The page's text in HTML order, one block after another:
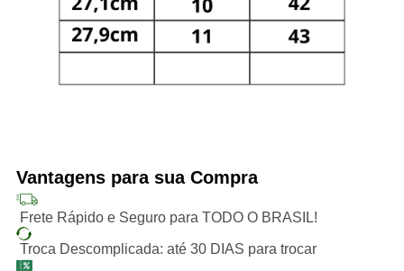
Vantagens para sua Compra
Frete Rápido e Seguro para TODO O BRASIL!
Troca Descomplicada: até 30 DIAS para trocar